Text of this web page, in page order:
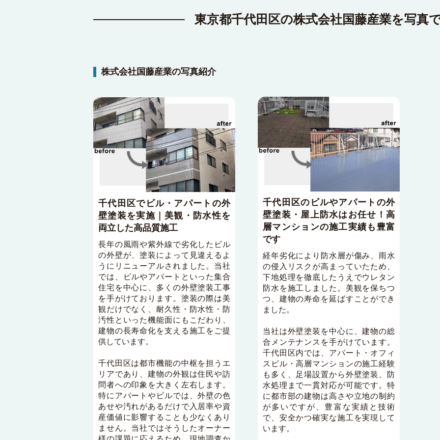
東京都千代田区の株式会社国藤産業を写真
株式会社国藤産業の写真紹介
千代田区でビル・アパートの外
壁塗装を実施｜美観・防水性を
両立した高品質施工
長年の風雨や紫外線で劣化したビル
の外壁が、塗装によって見違えるよ
うにリニューアルされました。当社
では、ビルやアパートといった集合
住宅を中心に、多くの外壁塗装工事
を手がけております。塗装の際は美
観だけでなく、耐久性・防水性・防
汚性といった機能面にもこだわり、
建物の長寿命化を支える施工をご提
供しています。
千代田区は都市機能の中枢を担うエ
リアであり、建物の外観は住民や訪
問者への印象を大きく左右します。
特にアパートやビルでは、外壁の色
あせや汚れがあるだけで入居率や資
産価値に影響することも少なくあり
ません。当社ではそうしたオーナー
千代田区のビルやアパートの外
壁塗装・屋上防水はお任せ！高
層マンションの施工実績も豊富
です
経年劣化により防水層が傷み、雨水
の侵入リスクが高まっていたため、
下地処理を徹底したうえでウレタン
防水を施工しました。美観を保ちつ
つ、建物の寿命を延ばすことができ
ました。
当社は外壁塗装を中心に、建物の総
合メンテナンスを手がけています。
千代田区内では、アパート・オフィ
スビル・高層マンションの施工経験
も多く、足場設置から外壁塗装、防
水処理まで一貫対応が可能です。特
に都市部の建物は高さや立地の制約
が多いですが、豊富な実績と技術
で、安全かつ確実な施工を実現して
います。